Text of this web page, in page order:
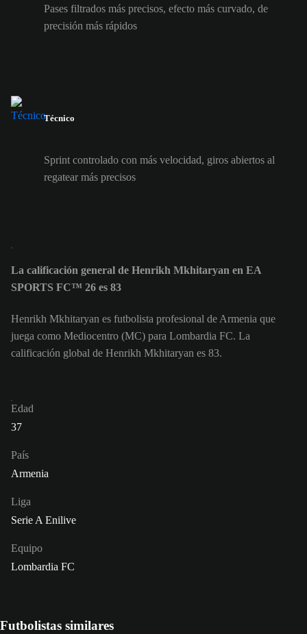
Pases filtrados más precisos, efecto más curvado, de
precisión más rápidos
Técnico
Sprint controlado con más velocidad, giros abiertos al
regatear más precisos
La calificación general de Henrikh Mkhitaryan en EA
SPORTS FC™ 26 es 83
Henrikh Mkhitaryan es futbolista profesional de Armenia que
juega como Mediocentro (MC) para Lombardia FC. La
calificación global de Henrikh Mkhitaryan es 83.
Edad
37
País
Armenia
Liga
Serie A Enilive
Equipo
Lombardia FC
Futbolistas similares